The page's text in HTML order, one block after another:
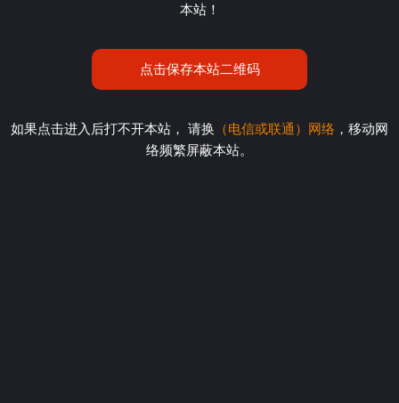
本站！
点击保存本站二维码
如果点击进入后打不开本站， 请换 （电信或联通）网络 ，移动网
络频繁屏蔽本站。